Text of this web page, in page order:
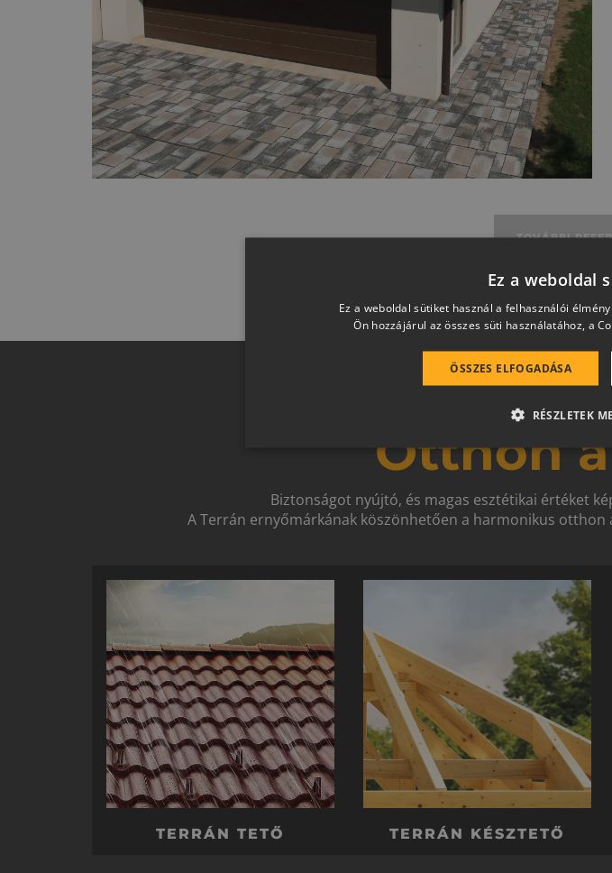
TOVÁBBI
Otthon
Biztonságot nyújtó, és magas esztétikai értéket
A Terrán ernyőmárkának köszönhetően a harmonikus
TERRÁN TETŐ TERRÁN KÉSZTETŐ
Ez a weboldal
Ez a weboldal sütiket használ a felhasználói
Ön hozzájárul az összes süti használatához, a
ÖSSZES ELFOGADÁSA
RÉSZLETEK